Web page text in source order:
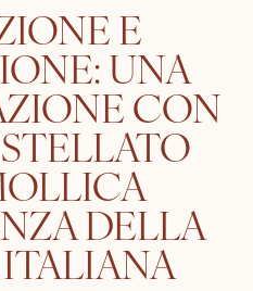
E
UNA
CON
DELLA